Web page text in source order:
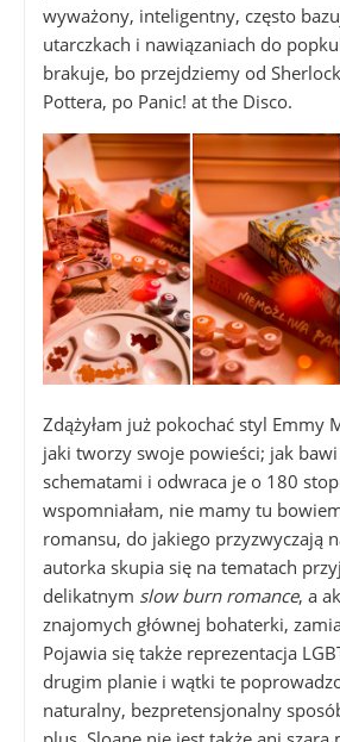
wyważony, inteligentny, często
utarczkach i nawiązaniach do
brakuje, bo przejdziemy od
Pottera, po Panic! at the Disco.
Zdążyłam już pokochać styl Emmy
jaki tworzy swoje powieści; jak
schematami i odwraca je o 180
wspomniałam, nie mamy tu
romansu, do jakiego przyzwyczają
autorka skupia się na tematach
delikatnym slow burn romance, a
znajomych głównej bohaterki,
Pojawia się także reprezentacja
drugim planie i wątki te
naturalny, bezpretensjonalny